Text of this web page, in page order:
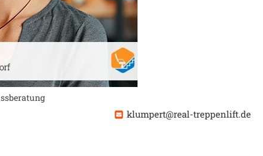
klumpert@real-treppenlift.de